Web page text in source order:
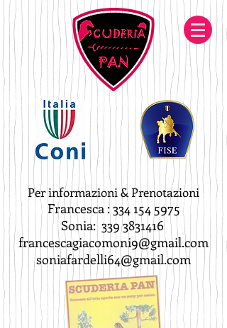
Per informazioni & Prenotazioni
Francesca :334 154 5975
Sonia: 339 3831416
francescagiacomoni9@gmail.com
soniafardelli64@gmail.com